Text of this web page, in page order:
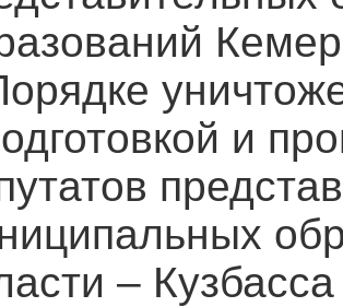
и
– Кузбасса